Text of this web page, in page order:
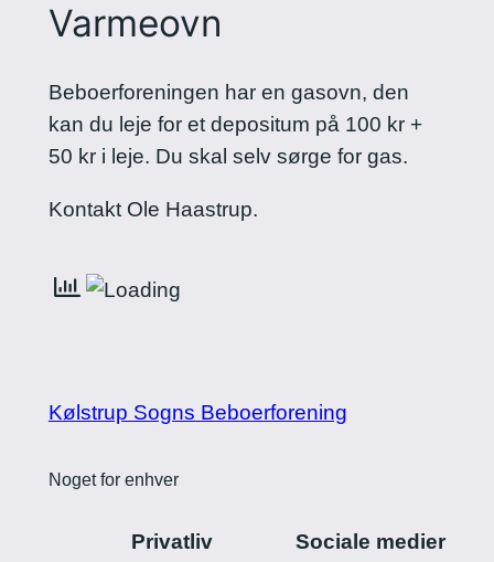
Varmeovn
Beboerforeningen har en gasovn, den
kan du leje for et depositum på 100 kr +
50 kr i leje. Du skal selv sørge for gas.
Kontakt Ole Haastrup.
Kølstrup Sogns Beboerforening
Noget for enhver
Privatliv Sociale medier